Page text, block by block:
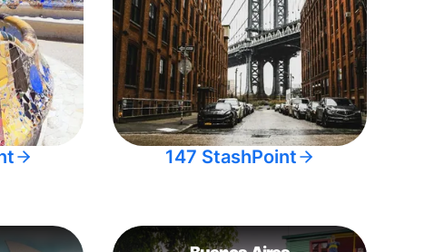
147 StashPoint